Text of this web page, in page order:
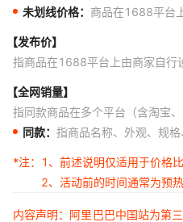
未划线价格： 商品在1688平台
【发布价】
指商品在1688平台上由商家自行
【全网销量】
指同款商品在多个平台（含淘宝
同款： 指商品名称、外观、规
*注：
1、前述说明仅适用于价格比
2、活动前的时间通常为预
内容声明：阿里巴巴中国站为第